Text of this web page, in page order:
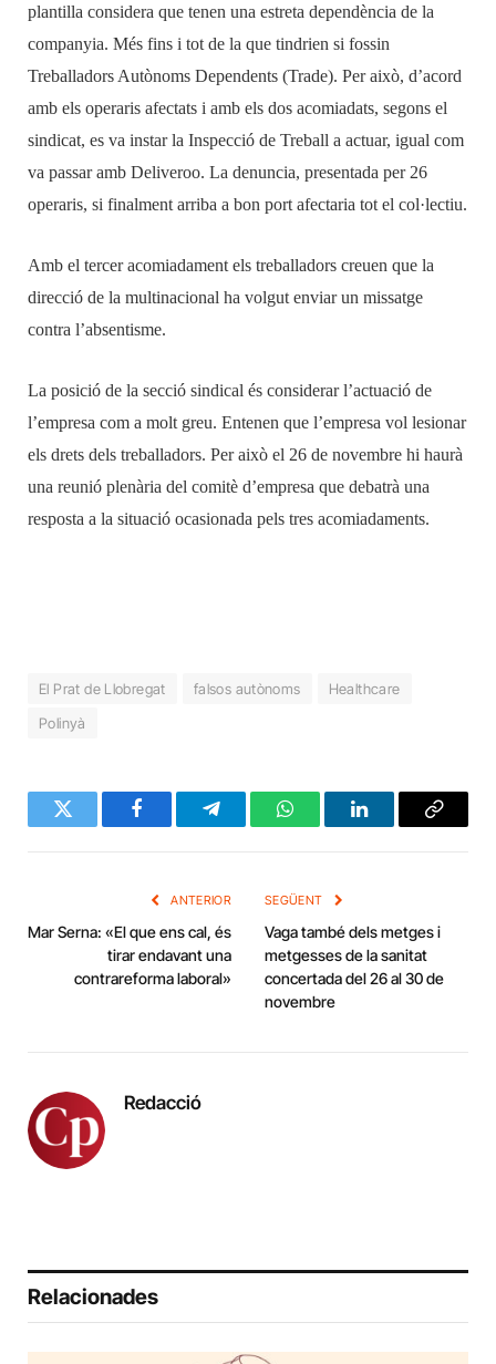
plantilla considera que tenen una estreta dependència de la
companyia. Més fins i tot de la que tindrien si fossin
Treballadors Autònoms Dependents (Trade). Per això, d’acord
amb els operaris afectats i amb els dos acomiadats, segons el
sindicat, es va instar la Inspecció de Treball a actuar, igual com
va passar amb Deliveroo. La denuncia, presentada per 26
operaris, si finalment arriba a bon port afectaria tot el col·lectiu.
Amb el tercer acomiadament els treballadors creuen que la
direcció de la multinacional ha volgut enviar un missatge
contra l’absentisme.
La posició de la secció sindical és considerar l’actuació de
l’empresa com a molt greu. Entenen que l’empresa vol lesionar
els drets dels treballadors. Per això el 26 de novembre hi haurà
una reunió plenària del comitè d’empresa que debatrà una
resposta a la situació ocasionada pels tres acomiadaments.
El Prat de Llobregat falsos autònoms
Healthcare
Polinyà
Twitter FacebookTelegramWhatsAppLinkedInCopy
ANTERIOR
Mar Serna: «El que ens cal, és
tirar endavant una
contrareforma laboral»
SEGÜENT
Vaga també dels metges i
metgesses de la sanitat
concertada del 26 al 30 de
novembre
Redacció
Relacionades